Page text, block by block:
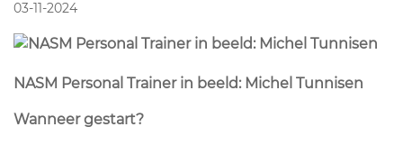
03-11-2024
NASM Personal Trainer in beeld: Michel Tunnisen
Wanneer gestart?